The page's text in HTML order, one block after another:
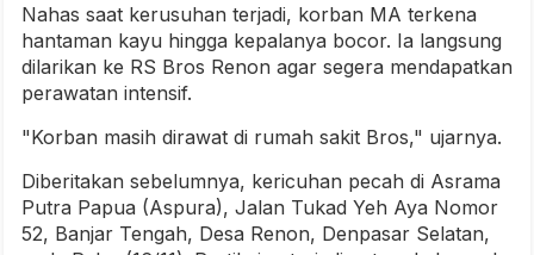
Nahas saat kerusuhan terjadi, korban MA terkena
hantaman kayu hingga kepalanya bocor. Ia langsung
dilarikan ke RS Bros Renon agar segera mendapatkan
perawatan intensif.
"Korban masih dirawat di rumah sakit Bros," ujarnya.
Diberitakan sebelumnya, kericuhan pecah di Asrama
Putra Papua (Aspura), Jalan Tukad Yeh Aya Nomor
52, Banjar Tengah, Desa Renon, Denpasar Selatan,